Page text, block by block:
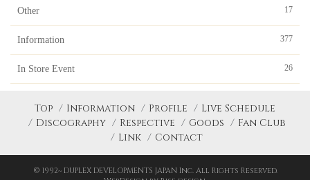
Other 17
Information 377
In Store Event 26
Top Information Profile
Live Schedule
Discography
Respective Goods
Fan Club
Link
Contact
© 1992~ DUPLEX DEVELOPMENTS JAPAN Inc. All Rights Reserved.